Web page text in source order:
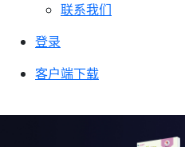
联系我们
登录
客户端下载